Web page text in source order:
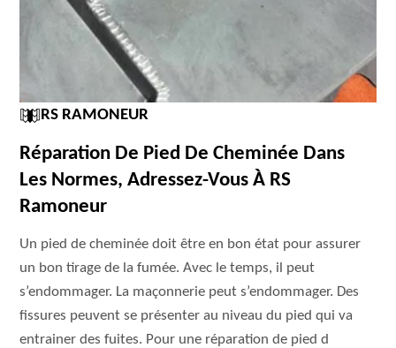
RS RAMONEUR
Réparation De Pied De Cheminée Dans
Les Normes, Adressez-Vous À RS
Ramoneur
Un pied de cheminée doit être en bon état pour assurer
un bon tirage de la fumée. Avec le temps, il peut
s’endommager. La maçonnerie peut s’endommager. Des
fissures peuvent se présenter au niveau du pied qui va
entrainer des fuites. Pour une réparation de pied d